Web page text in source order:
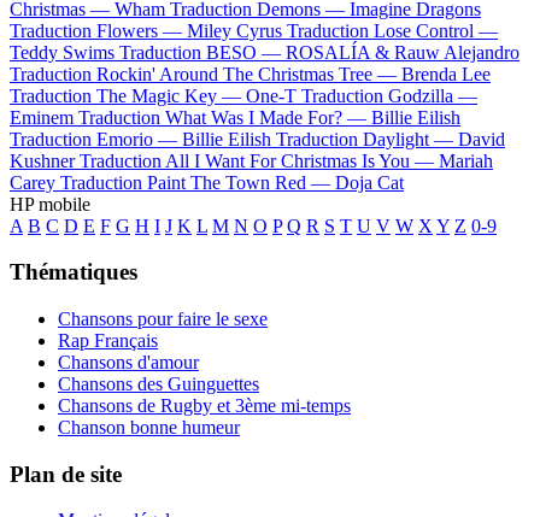
Christmas — Wham Traduction Demons — Imagine Dragons
Traduction Flowers — Miley Cyrus Traduction Lose Control —
Teddy Swims Traduction BESO — ROSALÍA & Rauw Alejandro
Traduction Rockin' Around The Christmas Tree — Brenda Lee
Traduction The Magic Key — One-T Traduction Godzilla —
Eminem Traduction What Was I Made For? — Billie Eilish
Traduction Emorio — Billie Eilish Traduction Daylight — David
Kushner Traduction All I Want For Christmas Is You — Mariah
Carey Traduction Paint The Town Red — Doja Cat
HP mobile
A B C D E F G H I J K L M N O P Q R S T U V W X Y Z 0-9
Thématiques
Chansons pour faire le sexe
Rap Français
Chansons d'amour
Chansons des Guinguettes
Chansons de Rugby et 3ème mi-temps
Chanson bonne humeur
Plan de site